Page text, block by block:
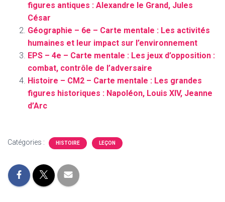
figures antiques : Alexandre le Grand, Jules
César
Géographie – 6e – Carte mentale : Les activités
humaines et leur impact sur l’environnement
EPS – 4e – Carte mentale : Les jeux d’opposition :
combat, contrôle de l’adversaire
Histoire – CM2 – Carte mentale : Les grandes
figures historiques : Napoléon, Louis XIV, Jeanne
d’Arc
Catégories : HISTOIRE LEÇON